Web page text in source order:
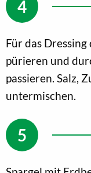
Für das
pürieren und
passieren. Salz,
untermischen.